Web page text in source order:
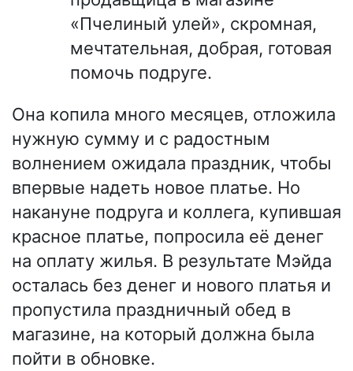
«Пчелиный улей», скромная,
мечтательная, добрая, готовая
помочь подруге.
Она копила много месяцев, отложила
нужную сумму и с радостным
волнением ожидала праздник, чтобы
впервые надеть новое платье. Но
накануне подруга и коллега, купившая
красное платье, попросила её денег
на оплату жилья. В результате Мэйда
осталась без денег и нового платья и
пропустила праздничный обед в
магазине, на который должна была
пойти в обновке.